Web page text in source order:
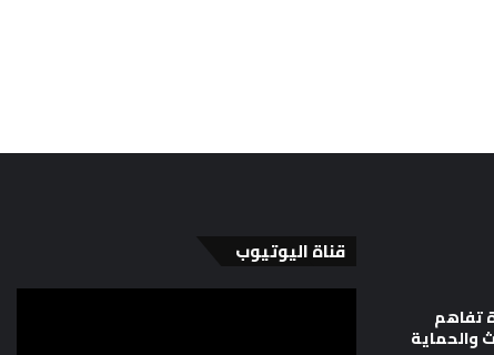
تفاهم
والحماية
قناة اليوتيوب